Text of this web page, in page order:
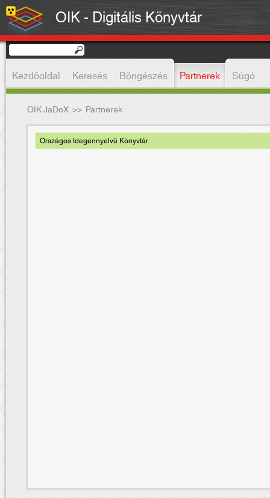
OIK - Digitális Könyvtár
Kezdőoldal Keresés Böngészés Partnerek Súgó
OIK JaDoX >> Partnerek
Országos Idegennyelvű Könyvtár